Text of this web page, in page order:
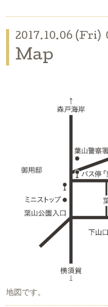
2017.10.06 (Fri)
Map
地図です。